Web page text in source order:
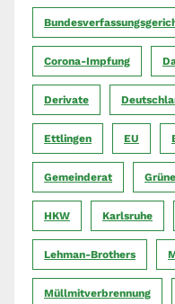
Corona-Impfung
Derivate
Ettlingen EU
Gemeinderat Grüne
HKW Karlsruhe
Lehman-Brothers
Müllmitverbrennung